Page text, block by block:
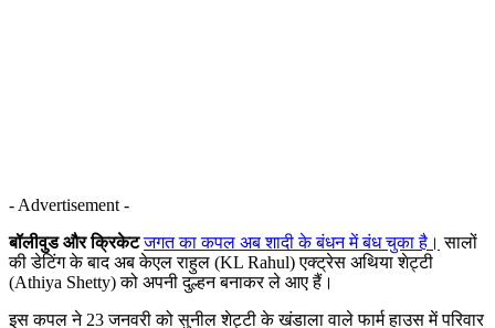
- Advertisement -
बॉलीवुड और क्रिकेट जगत का कपल अब शादी के बंधन में बंध चुका है। सालों
की डेटिंग के बाद अब केएल राहुल (KL Rahul) एक्ट्रेस अथिया शेट्टी
(Athiya Shetty) को अपनी दुल्हन बनाकर ले आए हैं।
इस कपल ने 23 जनवरी को सुनील शेट्टी के खंडाला वाले फार्म हाउस में परिवार